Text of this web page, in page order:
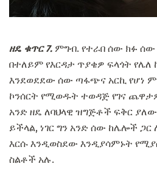
ዘዴ ቁጥር 7. ምግብ. የተራበ ሰው ክፉ
በተለይም የእርዳታ ጥያቄዎ ፍላጎት
እንደወደደው ሰው ጣፋጭና አርኪ የሆነ
ኮንሰርት የሚወዱት ተወዳጅ የገና
አንድ ዘዴ ለባህላዊ ዝግጅቶች ፍቅር
ይችላል, ነገር ግን አንድ ሰው ከሌሎች
እርሱ እንዲወስደው እንዲያሳምኑት
ስልቶች አሉ.